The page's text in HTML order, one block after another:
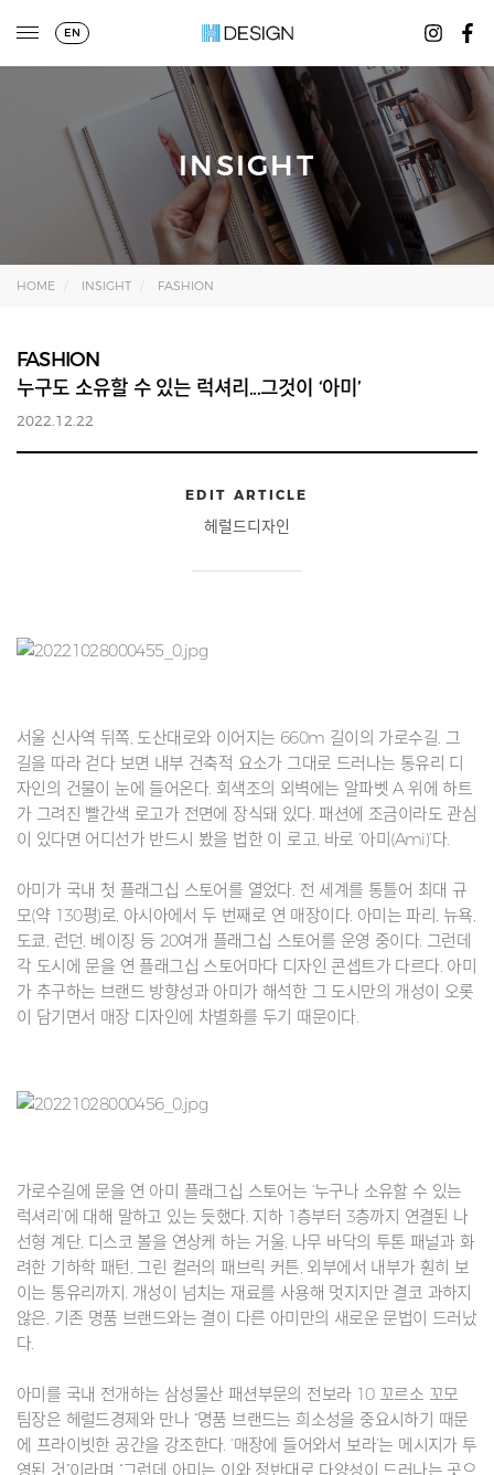
EN
INSIGHT
HOME INSIGHT FASHION
FASHION
누구도 소유할 수 있는 럭셔리...그것이 ‘아미’
2022.12.22
EDIT ARTICLE
헤럴드디자인
서울 신사역 뒤쪽, 도산대로와 이어지는 660m 길이의 가로수길. 그
길을 따라 걷다 보면 내부 건축적 요소가 그대로 드러나는 통유리 디
자인의 건물이 눈에 들어온다. 회색조의 외벽에는 알파벳 A 위에 하트
가 그려진 빨간색 로고가 전면에 장식돼 있다. 패션에 조금이라도 관심
이 있다면 어디선가 반드시 봤을 법한 이 로고, 바로 ‘아미(Ami)’다.
아미가 국내 첫 플래그십 스토어를 열었다. 전 세계를 통틀어 최대 규
모(약 130평)로, 아시아에서 두 번째로 연 매장이다. 아미는 파리, 뉴욕,
도쿄, 런던, 베이징 등 20여개 플래그십 스토어를 운영 중이다. 그런데
각 도시에 문을 연 플래그십 스토어마다 디자인 콘셉트가 다르다. 아미
가 추구하는 브랜드 방향성과 아미가 해석한 그 도시만의 개성이 오롯
이 담기면서 매장 디자인에 차별화를 두기 때문이다.
가로수길에 문을 연 아미 플래그십 스토어는 ‘누구나 소유할 수 있는
럭셔리’에 대해 말하고 있는 듯했다. 지하 1층부터 3층까지 연결된 나
선형 계단, 디스코 볼을 연상케 하는 거울, 나무 바닥의 투톤 패널과 화
려한 기하학 패턴, 그린 컬러의 패브릭 커튼, 외부에서 내부가 훤히 보
이는 통유리까지. 개성이 넘치는 재료를 사용해 멋지지만 결코 과하지
않은, 기존 명품 브랜드와는 결이 다른 아미만의 새로운 문법이 드러났
다.
아미를 국내 전개하는 삼성물산 패션부문의 전보라 10 꼬르소 꼬모
팀장은 헤럴드경제와 만나 “명품 브랜드는 희소성을 중요시하기 때문
에 프라이빗한 공간을 강조한다. ‘매장에 들어와서 보라’는 메시지가 투
영된 것”이라며 “그런데 아미는 이와 정반대로 다양성이 드러나는 곳으